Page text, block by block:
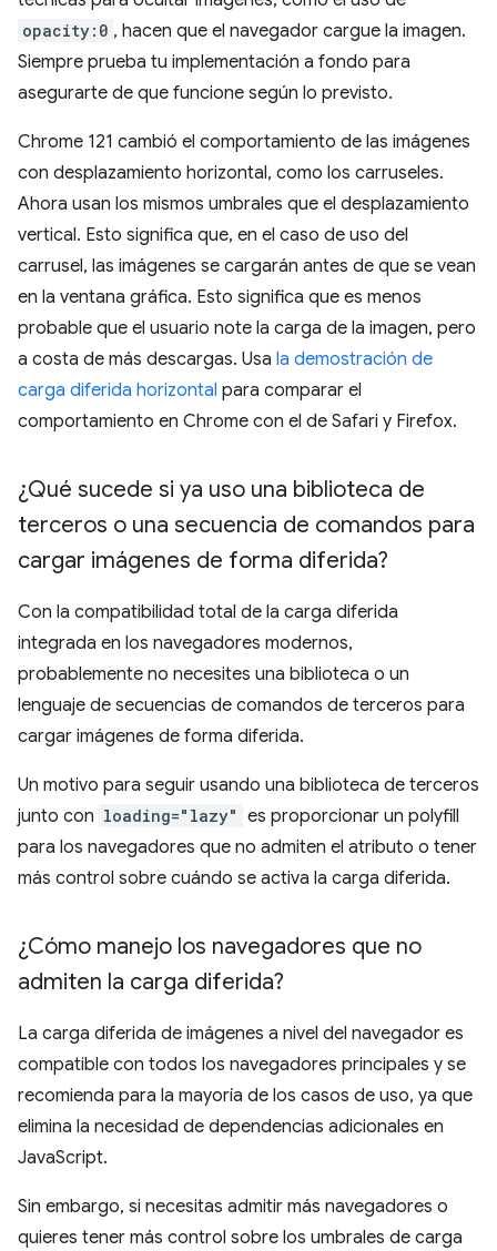
opacity:0 , hacen que el navegador cargue la imagen.
Siempre prueba tu implementación a fondo para
asegurarte de que funcione según lo previsto.
Chrome 121 cambió el comportamiento de las imágenes
con desplazamiento horizontal, como los carruseles.
Ahora usan los mismos umbrales que el desplazamiento
vertical. Esto significa que, en el caso de uso del
carrusel, las imágenes se cargarán antes de que se vean
en la ventana gráfica. Esto significa que es menos
probable que el usuario note la carga de la imagen, pero
a costa de más descargas. Usa la demostración de
carga diferida horizontal para comparar el
comportamiento en Chrome con el de Safari y Firefox.
¿Qué sucede si ya uso una biblioteca de
terceros o una secuencia de comandos para
cargar imágenes de forma diferida?
Con la compatibilidad total de la carga diferida
integrada en los navegadores modernos,
probablemente no necesites una biblioteca o un
lenguaje de secuencias de comandos de terceros para
cargar imágenes de forma diferida.
Un motivo para seguir usando una biblioteca de terceros
junto con loading="lazy" es proporcionar un polyfill
para los navegadores que no admiten el atributo o tener
más control sobre cuándo se activa la carga diferida.
¿Cómo manejo los navegadores que no
admiten la carga diferida?
La carga diferida de imágenes a nivel del navegador es
compatible con todos los navegadores principales y se
recomienda para la mayoría de los casos de uso, ya que
elimina la necesidad de dependencias adicionales en
JavaScript.
Sin embargo, si necesitas admitir más navegadores o
quieres tener más control sobre los umbrales de carga